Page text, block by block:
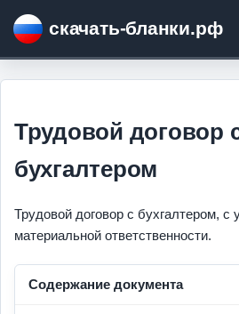
скачать-бланки.рф
Трудовой договор
бухгалтером
Трудовой договор с бухгалтером, с
материальной ответственности.
Содержание документа